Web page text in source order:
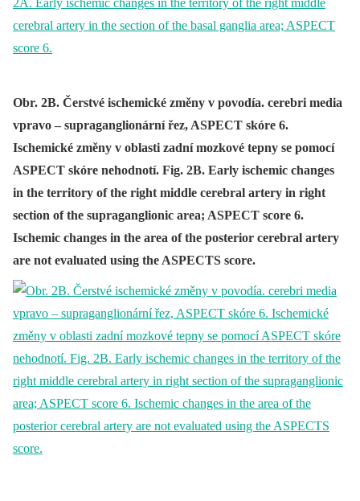
Obr. 2B. Čerstvé ischemické změny v povodía. cerebri media
vpravo – supraganglionární řez, ASPECT skóre 6.
Ischemické změny v oblasti zadní mozkové tepny se pomocí
ASPECT skóre nehodnotí. Fig. 2B. Early ischemic changes
in the territory of the right middle cerebral artery in right
section of the supraganglionic area; ASPECT score 6.
Ischemic changes in the area of the posterior cerebral artery
are not evaluated using the ASPECTS score.